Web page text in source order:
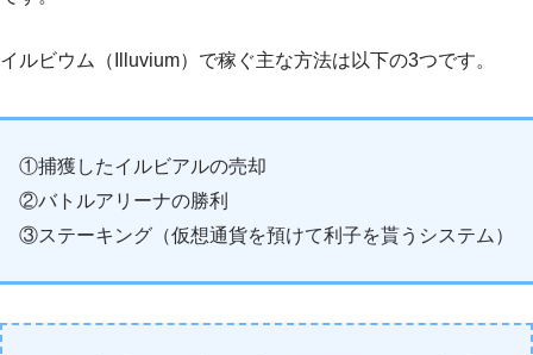
イルビウム（Illuvium）で稼ぐ主な方法は以下の3つです。
①捕獲したイルビアルの売却
②バトルアリーナの勝利
③ステーキング（仮想通貨を預けて利子を貰うシステム）